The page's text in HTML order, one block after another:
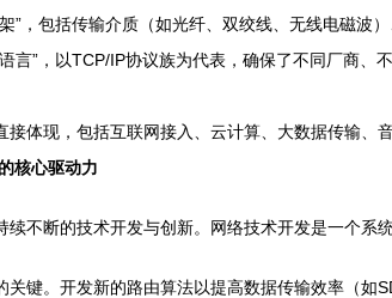
”，包括传输介质（如光纤、双绞线、无线电磁
语言”，以TCP/IP协议族为代表，确保了不同厂商
接体现，包括互联网接入、云计算、大数据传输、
核心驱动力
不断的技术开发与创新。网络技术开发是一个系
关键。开发新的路由算法以提高数据传输效率（